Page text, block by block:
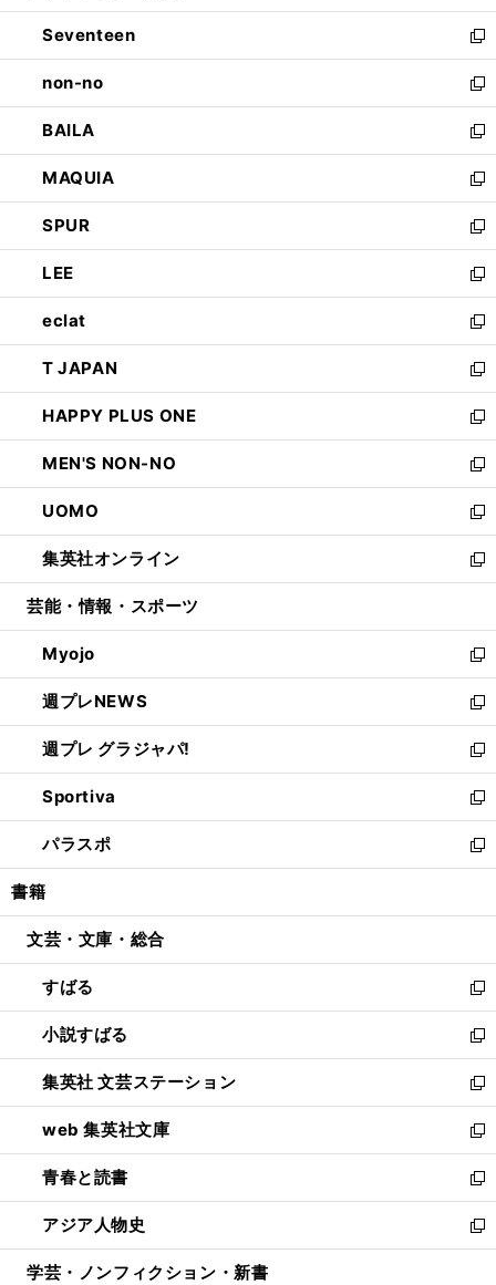
開
く
ウ
で
開
く
ン
ド
ウ
で
開
く
Seventeen
新
し
い
ウ
ィ
ン
ド
ウ
で
開
く
non-no
新
し
い
ウ
ィ
ン
ド
ウ
で
開
く
BAILA
新
し
い
ウ
ィ
ン
ド
ウ
で
開
く
MAQUIA
新
し
い
ウ
ィ
ン
ド
ウ
で
開
く
SPUR
新
し
い
ウ
ィ
ン
ド
ウ
で
開
く
LEE
新
し
い
ウ
ィ
ン
ド
ウ
で
開
く
eclat
新
し
い
ウ
ィ
ン
ド
ウ
で
開
く
T JAPAN
新
し
い
ウ
ィ
ン
ド
ウ
で
開
HAPPY PLUS ONE
新
し
い
ウ
ィ
ン
ド
ウ
開
く
MEN'S NON-NO
新
し
い
ウ
ィ
ン
ウ
で
開
く
UOMO
新
し
い
ウ
ン
ド
ウ
で
開
く
集英社オンライン
新
し
ウ
ィ
ン
ド
ウ
で
開
く
芸能・情報・スポーツ
Myojo
新
し
い
ウ
ィ
ン
ド
ウ
で
開
週プレNEWS
新
し
い
ウ
ィ
ン
ド
ウ
開
週プレ グラジャパ!
新
し
い
ウ
ィ
ン
ウ
開
く
Sportiva
新
し
い
ウ
ン
ウ
で
開
く
パラスポ
新
し
ウ
ン
ド
ウ
で
開
く
書籍
文芸・文庫・総合
すばる
新
し
い
ウ
ィ
ン
ド
ウ
で
開
く
小説すばる
新
し
い
ウ
ィ
ン
ド
ウ
で
開
集英社 文芸ステーション
新
し
い
ウ
ィ
ン
ド
ウ
web 集英社文庫
新
し
い
ウ
ィ
ン
青春と読書
新
し
い
ウ
アジア人物史
新
し
学芸・ノンフィクション・新書